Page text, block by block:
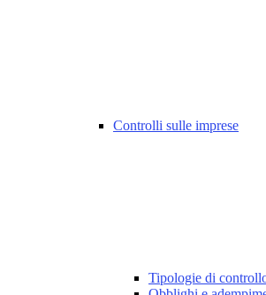
Controlli sulle imprese
Tipologie di